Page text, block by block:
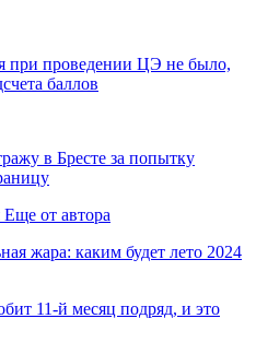
при проведении ЦЭ не было,
баллов
в Бресте за попытку
Еще от автора
жара: каким будет лето 2024
11-й месяц подряд, и это